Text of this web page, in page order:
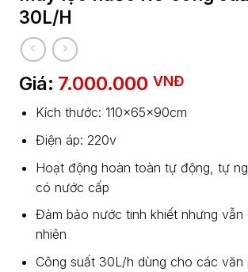
30L/H
Giá: 7.000.000 VNĐ
Kích thước: 110x65x90cm
Điện áp: 220v
Hoạt động hoàn toàn tự động, tự
có nước cấp
Đảm bảo nước tinh khiết nhưng
nhiên
Công suất 30L/h dùng cho các văn